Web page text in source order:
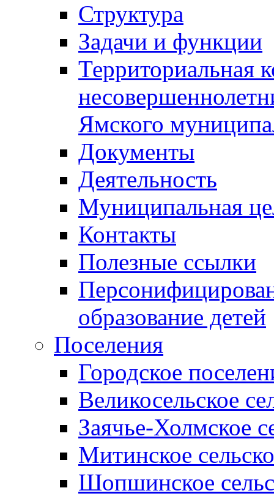
Структура
Задачи и функции
Территориальная
Ямского
Документы
Деятельность
Муниципальная
Контакты
Полезные ссылки
образование детей
Поселения
Городское
Великосельское
Заячье-Холмское
Митинское
Шопшинское